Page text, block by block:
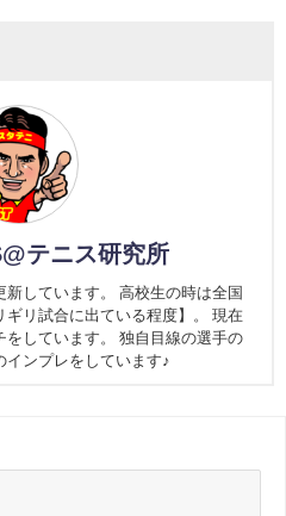
テニス研究所
しています。 高校生の時は全国
リ試合に出ている程度】。 現在
をしています。 独自目線の選手の
インプレをしています♪